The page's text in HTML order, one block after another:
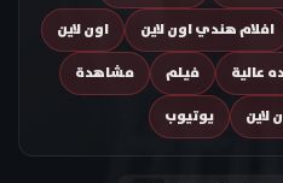
افلام هندي اون لاين
اون لاين
عالية فيلم
مشاهدة
يوتيوب